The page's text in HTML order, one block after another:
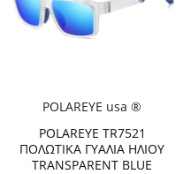
POLAREYE usa ®
POLAREYE TR7521
ΠΟΛΩΤΙΚΑ ΓΥΑΛΙΑ ΗΛΙΟΥ
TRANSPARENT BLUE